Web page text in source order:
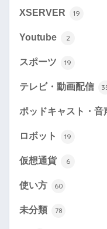
XSERVER 19
Youtube 2
スポーツ 19
テレビ・動画配信
ポッドキャスト・音
ロボット 19
仮想通貨 6
使い方 60
未分類 78